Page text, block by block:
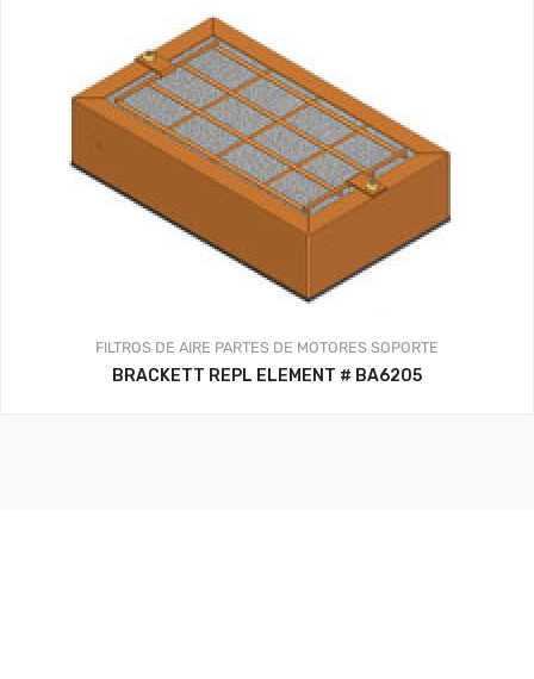
FILTROS DE AIRE PARTES DE MOTORES SOPORTE
BRACKETT REPL ELEMENT # BA6205